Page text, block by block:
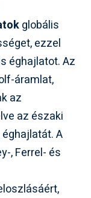
globális
ezzel
éghajlatot. Az
áramlat,
az
az északi
A
, Ferrel- és